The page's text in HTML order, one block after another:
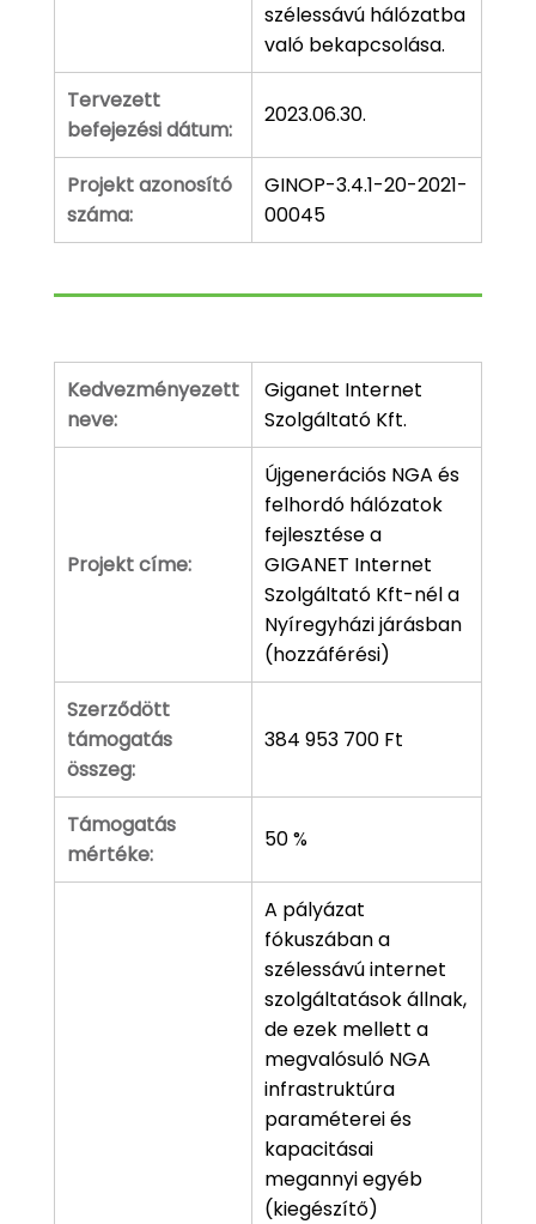
szélessávú hálózatba
való bekapcsolása.
Tervezett
befejezési dátum:
2023.06.30.
Projekt azonosító
száma:
GINOP-3.4.1-20-2021-
00045
Kedvezményezett
neve:
Giganet Internet
Szolgáltató Kft.
Projekt címe:
Újgenerációs NGA és
felhordó hálózatok
fejlesztése a
GIGANET Internet
Szolgáltató Kft-nél a
Nyíregyházi járásban
(hozzáférési)
Szerződött
támogatás
összeg:
384 953 700 Ft
Támogatás
mértéke:
50 %
A pályázat
fókuszában a
szélessávú internet
szolgáltatások állnak,
de ezek mellett a
megvalósuló NGA
infrastruktúra
paraméterei és
kapacitásai
megannyi egyéb
(kiegészítő)